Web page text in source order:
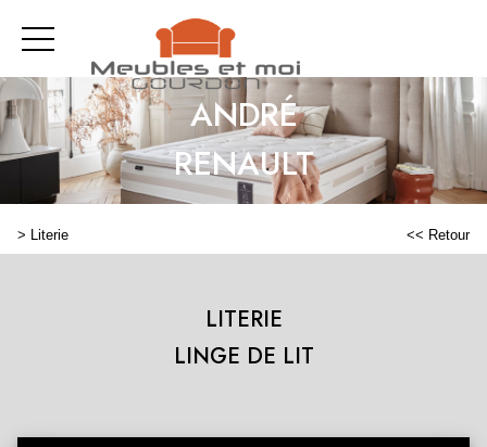
ANDRÉ
RENAULT
> Literie << Retour
LITERIE
LINGE DE LIT